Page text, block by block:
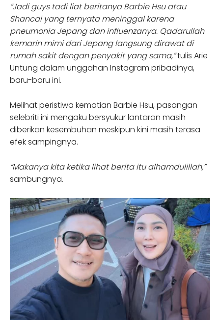
“Jadi guys tadi liat beritanya Barbie Hsu atau
Shancai yang ternyata meninggal karena
pneumonia Jepang dan influenzanya. Qadarullah
kemarin mimi dari Jepang langsung dirawat di
rumah sakit dengan penyakit yang sama,”tulis Arie
Untung dalam unggahan Instagram pribadinya,
baru-baru ini.
Melihat peristiwa kematian Barbie Hsu, pasangan
selebriti ini mengaku bersyukur lantaran masih
diberikan kesembuhan meskipun kini masih terasa
efek sampingnya.
“Makanya kita ketika lihat berita itu alhamdulillah,”
sambungnya.